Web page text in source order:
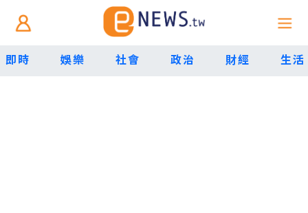
即時 娛樂 社會 政治 財經 生活